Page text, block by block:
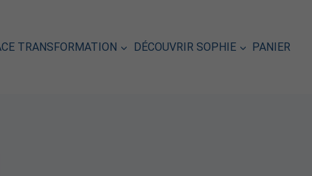
TRANSFORMATION DÉCOUVRIR SOPHIE PANIER